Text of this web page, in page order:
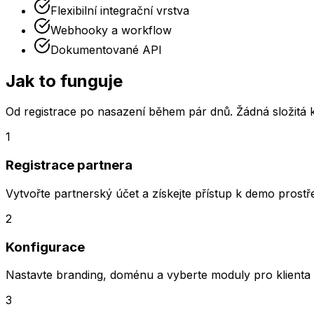
Flexibilní integrační vrstva
Webhooky a workflow
Dokumentované API
Jak to funguje
Od registrace po nasazení během pár dnů. Žádná složitá
1
Registrace partnera
Vytvořte partnerský účet a získejte přístup k demo
2
Konfigurace
Nastavte branding, doménu a vyberte moduly pro klienta
3